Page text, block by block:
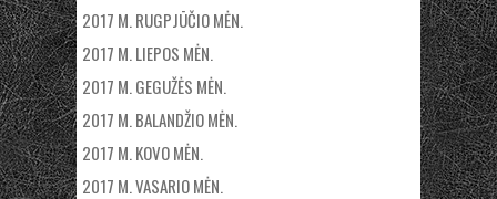
2017 M. RUGPJŪČIO MĖN.
2017 M. LIEPOS MĖN.
2017 M. GEGUŽĖS MĖN.
2017 M. BALANDŽIO MĖN.
2017 M. KOVO MĖN.
2017 M. VASARIO MĖN.